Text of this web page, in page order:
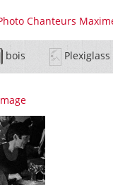
Chanteurs
bois Plexiglass